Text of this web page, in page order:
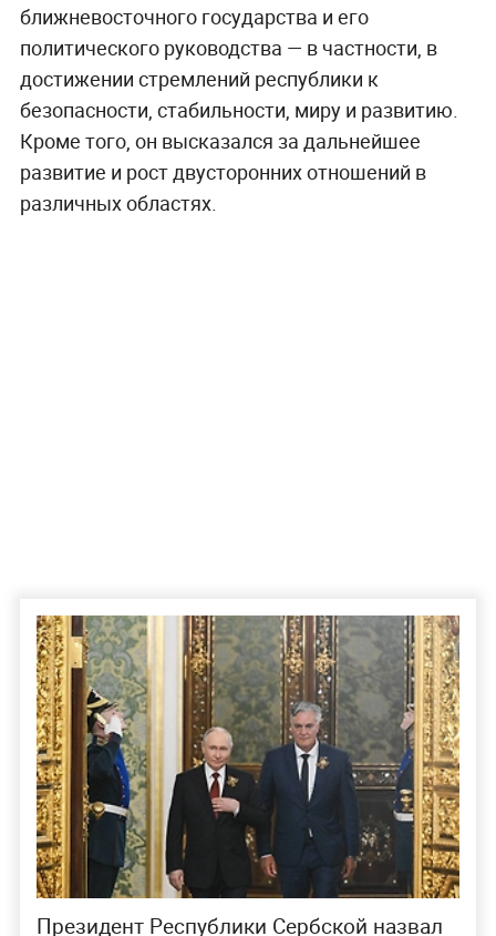
ближневосточного государства и его
политического руководства — в частности, в
достижении стремлений республики к
безопасности, стабильности, миру и развитию.
Кроме того, он высказался за дальнейшее
развитие и рост двусторонних отношений в
различных областях.
Президент Республики Сербской назвал